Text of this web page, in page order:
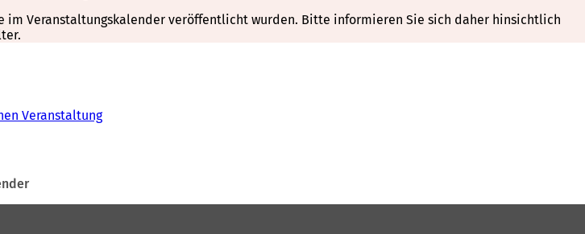
im Veranstaltungskalender veröffentlicht wurden. Bitte informieren Sie sich daher hinsichtlich
Veranstaltung